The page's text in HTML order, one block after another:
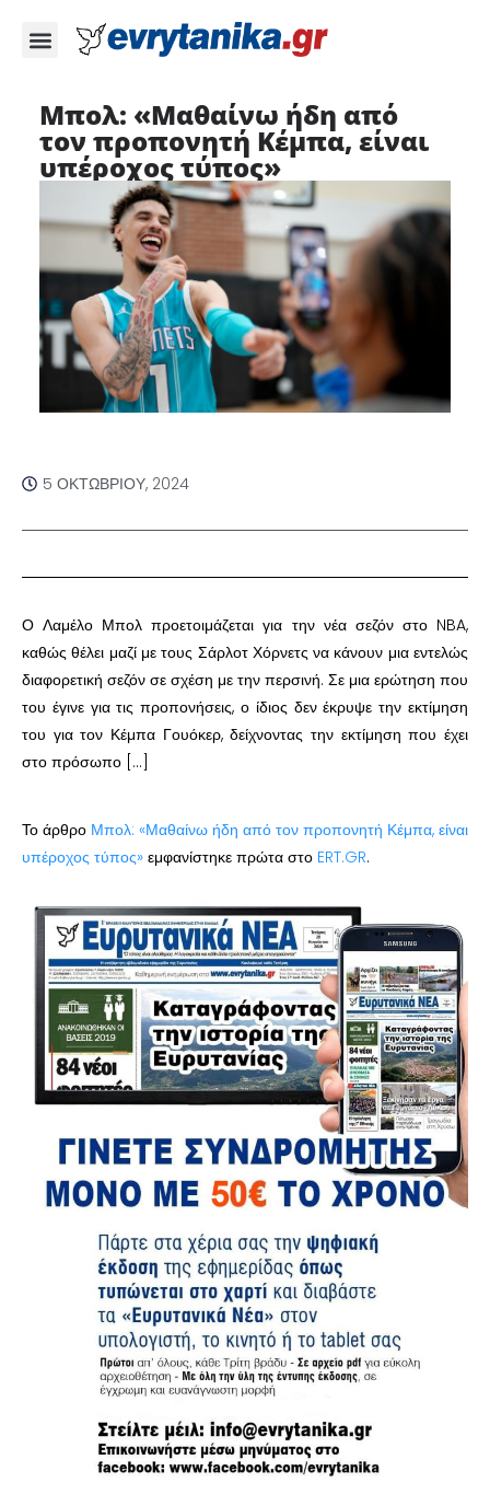
Μπολ: «Μαθαίνω ήδη από
τον προπονητή Κέμπα, είναι
υπέροχος τύπος»
5 ΟΚΤΩΒΡΊΟΥ, 2024
Ο Λαμέλο Μπολ προετοιμάζεται για την νέα σεζόν στο NBA,
καθώς θέλει μαζί με τους Σάρλοτ Χόρνετς να κάνουν μια εντελώς
διαφορετική σεζόν σε σχέση με την περσινή. Σε μια ερώτηση που
του έγινε για τις προπονήσεις, ο ίδιος δεν έκρυψε την εκτίμηση
του για τον Κέμπα Γουόκερ, δείχνοντας την εκτίμηση που έχει
στο πρόσωπο […]
Το άρθρο Μπολ: «Μαθαίνω ήδη από τον προπονητή Κέμπα, είναι
υπέροχος τύπος» εμφανίστηκε πρώτα στο ERT.GR.